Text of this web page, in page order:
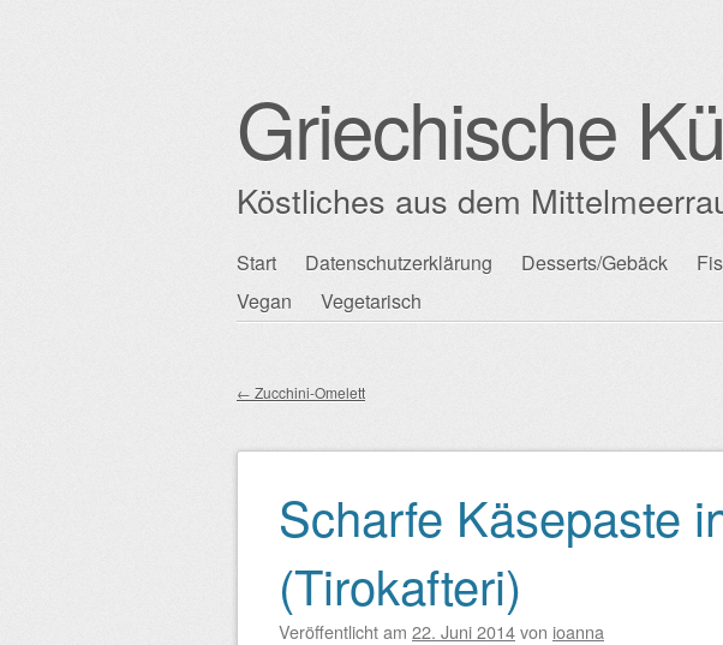
Griechische
Köstliches aus dem
Hauptmenü
Zum
Inhalt
Start Datenschutzerklärung Desserts/Gebäck
Vegan
Vegetarisch
Beitragsnavigation
← Zucchini-Omelett
Scharfe Käsepaste
(Tirokafteri)
Veröffentlicht am 22. Juni 2014von ioanna